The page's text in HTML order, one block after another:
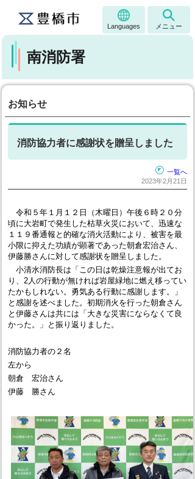
Languages メニュー
南消防署
お知らせ
消防協力者に感謝状を贈呈しました
一覧へ
2023年2月21日
令和５年１月１２日（木曜日）午後６時２０分
頃に大岩町で発生した枯草火災において、迅速な
１１９番通報と的確な消火活動により、被害を最
小限に抑えた功績が顕著であった朝倉宏治さん、
伊藤勝さんに対して感謝状を贈呈しました。
小清水消防長は「この日は乾燥注意報が出てお
り、2人の行動が無ければ岩屋緑地に燃え移ってい
たかもしれない。勇気ある行動に感謝します。」
と感謝を述べました。初期消火を行った朝倉さん
と伊藤さんは共には「大きな災害にならなくて良
かった。」と振り返りました。
消防協力者の２名
左から
朝倉 宏治さん
伊藤 勝さん